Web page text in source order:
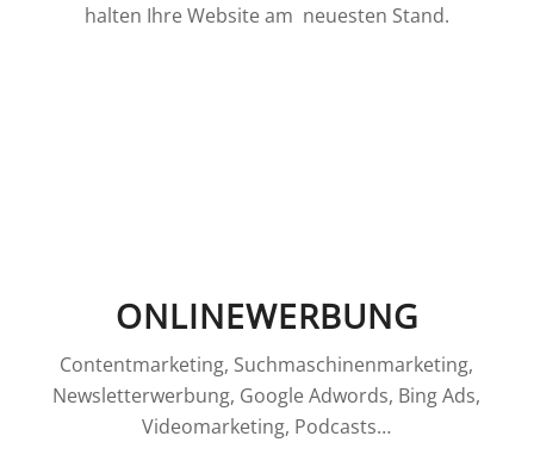
halten Ihre Website am neuesten Stand.
ONLINEWERBUNG
Contentmarketing, Suchmaschinenmarketing,
Newsletterwerbung, Google Adwords, Bing Ads,
Videomarketing, Podcasts…